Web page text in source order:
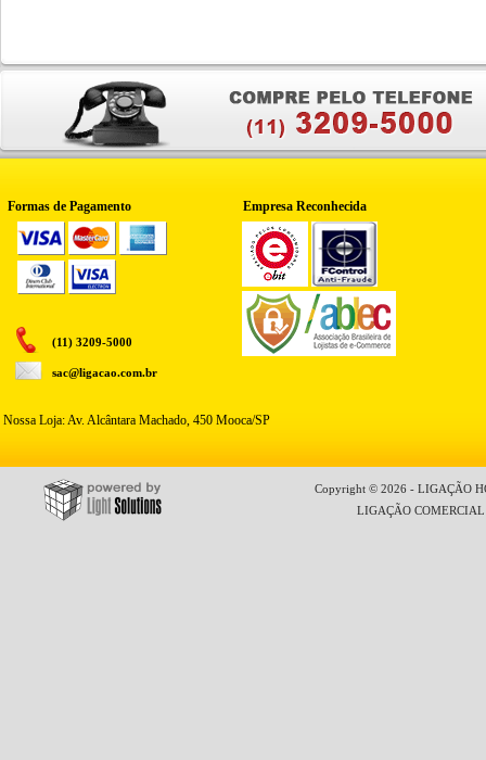
Formas de Pagamento Empresa Reconhecida
(11) 3209-5000
sac@ligacao.com.br
Nossa Loja: Av. Alcântara Machado, 450 Mooca/SP
Copyright © 2026 - LIGAÇÃO
LIGAÇÃO